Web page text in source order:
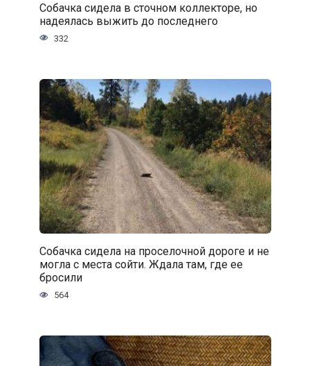
Собачка сидела в сточном коллекторе, но
надеялась выжить до последнего
332
Собачка сидела на проселочной дороге и не
могла с места сойти. Ждала там, где ее
бросили
564